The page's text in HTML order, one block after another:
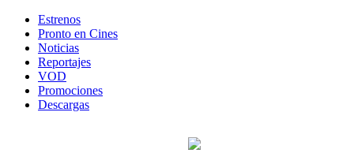
Estrenos
Pronto en Cines
Noticias
Reportajes
VOD
Promociones
Descargas